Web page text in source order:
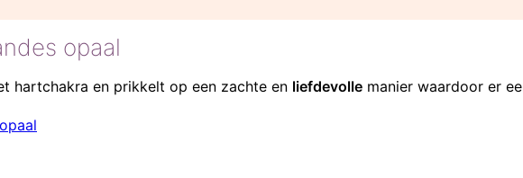
opaal
hartchakra en prikkelt op een zachte en liefdevolle manier waardoor er